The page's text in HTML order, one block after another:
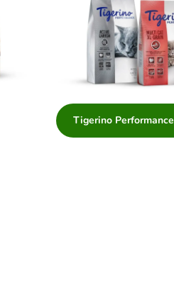
Tigerino Performance